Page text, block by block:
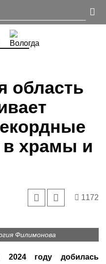
область
в храмы и
1172
Филимонова
2024 году добилась